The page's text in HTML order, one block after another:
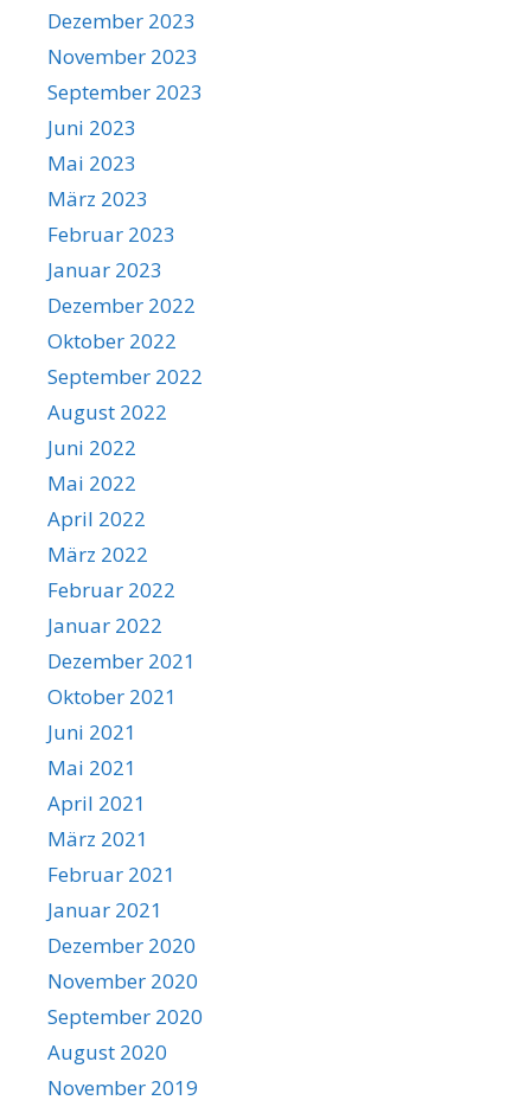
Dezember 2023
November 2023
September 2023
Juni 2023
Mai 2023
März 2023
Februar 2023
Januar 2023
Dezember 2022
Oktober 2022
September 2022
August 2022
Juni 2022
Mai 2022
April 2022
März 2022
Februar 2022
Januar 2022
Dezember 2021
Oktober 2021
Juni 2021
Mai 2021
April 2021
März 2021
Februar 2021
Januar 2021
Dezember 2020
November 2020
September 2020
August 2020
November 2019